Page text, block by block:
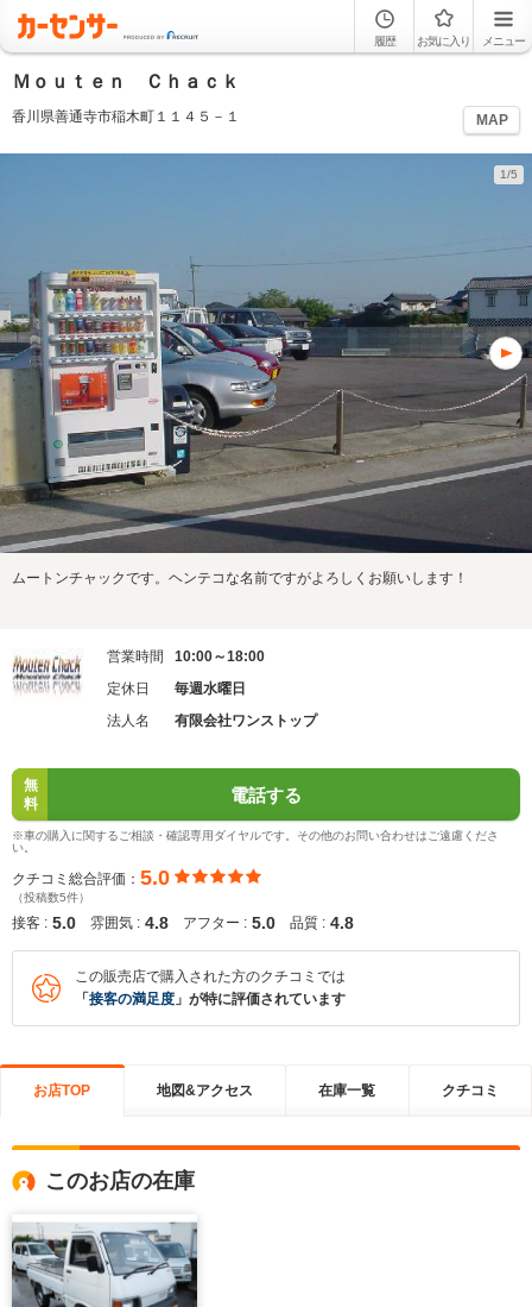
履歴 お気に入り メニュー
Ｍｏｕｔｅｎ Ｃｈａｃｋ
香川県善通寺市稲木町１１４５－１ MAP
1/5
ムートンチャックです。ヘンテコな名前ですがよろしくお願いします！
営業時間
10:00～18:00
定休日
毎週水曜日
法人名
有限会社ワンストップ
無
料
電話する
※車の購入に関するご相談・確認専用ダイヤルです。その他のお問い合わせはご遠慮くださ
い。
クチコミ総合評価： 5.0
（投稿数5件）
接客 : 5.0 雰囲気 : 4.8 アフター : 5.0 品質 : 4.8
この販売店で購入された方のクチコミでは
「 接客の満足度 」が特に評価されています
お店TOP 地図&アクセス 在庫一覧 クチコミ
このお店の在庫